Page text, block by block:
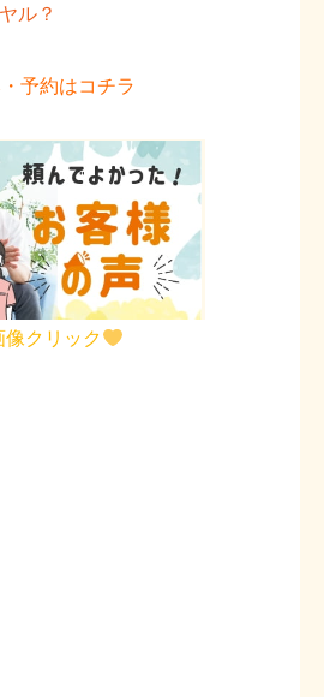
ル？
予約はコチラ
像クリック